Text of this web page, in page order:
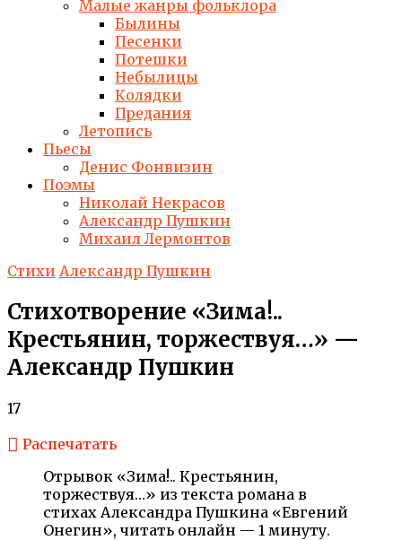
Малые жанры фольклора
Былины
Песенки
Потешки
Небылицы
Колядки
Предания
Летопись
Пьесы
Денис Фонвизин
Поэмы
Николай Некрасов
Александр Пушкин
Михаил Лермонтов
Стихи Александр Пушкин
Стихотворение «Зима!..
Крестьянин, торжествуя…» —
Александр Пушкин
17
Распечатать
Отрывок «Зима!.. Крестьянин,
торжествуя…» из текста романа в
стихах Александра Пушкина «Евгений
Онегин», читать онлайн — 1 минуту.